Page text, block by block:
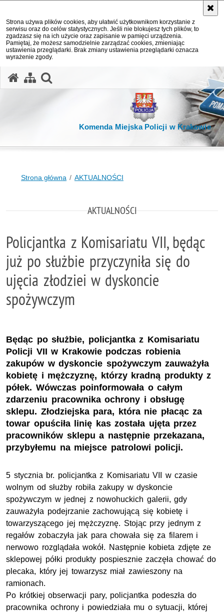
Strona używa plików cookies, aby ułatwić użytkownikom korzystanie z
serwisu oraz do celów statystycznych. Jeśli nie blokujesz tych plików, to
zgadzasz się na ich użycie oraz zapisanie w pamięci urządzenia.
Pamiętaj, że możesz samodzielnie zarządzać cookies, zmieniając
ustawienia przeglądarki. Brak zmiany ustawienia przeglądarki oznacza
wyrażenie zgody.
Komenda Miejska Policji w Krakowie
Strona główna AKTUALNOŚCI
AKTUALNOŚCI
Policjantka z Komisariatu VII, będąc
już po służbie przyczyniła się do
ujęcia złodziei w dyskoncie
spożywczym
Będąc po służbie, policjantka z Komisariatu
Policji VII w Krakowie podczas robienia
zakupów w dyskoncie spożywczym zauważyła
kobietę i mężczyznę, którzy kradną produkty z
półek. Wówczas poinformowała o całym
zdarzeniu pracownika ochrony i obsługę
sklepu. Złodziejska para, która nie płacąc za
towar opuściła linię kas została ujęta przez
pracowników sklepu a następnie przekazana,
przybyłemu na miejsce patrolowi policji.
5 stycznia br. policjantka z Komisariatu VII w czasie
wolnym od służby robiła zakupy w dyskoncie
spożywczym w jednej z nowohuckich galerii, gdy
zauważyła podejrzanie zachowującą się kobietę i
towarzyszącego jej mężczyznę. Stojąc przy jednym z
regałów zobaczyła jak para chowała się za filarem i
nerwowo rozglądała wokół. Następnie kobieta zdjęte ze
sklepowej półki produkty pospiesznie zaczęła chować do
plecaka, który jej towarzysz miał zawieszony na
ramionach.
Po krótkiej obserwacji pary, policjantka podeszła do
pracownika ochrony i powiedziała mu o sytuacji, której